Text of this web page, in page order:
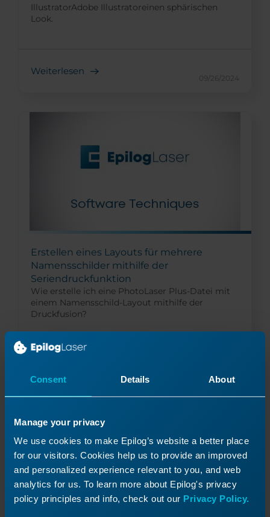
Consent Details About
Manage your privacy
We use cookies to make Epilog’s website a better place
for our visitors. Cookies help us to provide an improved
and personalized experience relevant to you, and web
analytics for us. To learn more about Epilog's privacy
policy principles and info, check out our Privacy Policy.
IllustratorAdobe Illustratoreinen sphärischen
Look.
Weiterlesen
09/26/2024
Erstellen eines Layouts für mehrere
Namensschilder mithilfe der
Seriendruckfunktion
Wie erstelle ich eine PhotoLaser Plus-Datei mit
einem Namensschild-Layout mithilfe der
Druckfusion?